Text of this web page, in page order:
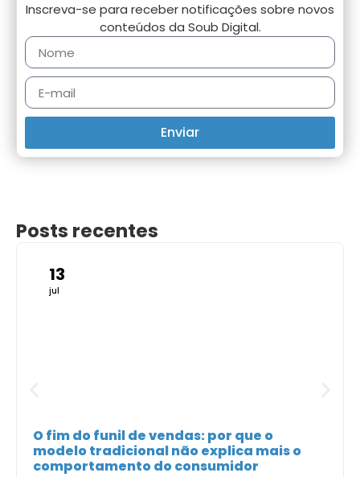
Inscreva-se para receber notificações sobre novos
conteúdos da Soub Digital.
Enviar
Posts recentes
13
jul
O fim do funil de vendas: por que o
modelo tradicional não explica mais o
comportamento do consumidor